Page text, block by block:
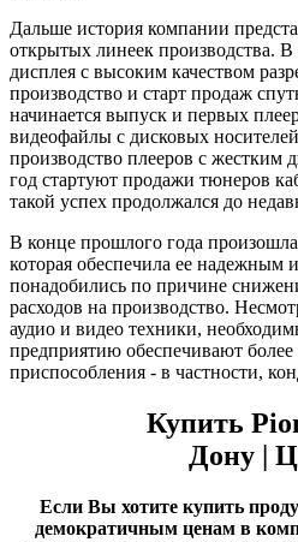
Дальше история компании
открытых линеек производства.
дисплея с высоким качеством
производство и старт продаж
начинается выпуск и первых
видеофайлы с дисковых
производство плееров с жестким
год стартуют продажи тюнеров
такой успех продолжался до
В конце прошлого года
которая обеспечила ее надежным
понадобились по причине
расходов на производство.
аудио и видео техники,
предприятию обеспечивают
приспособления - в частности,
Купить Pioneer
Дону |
Если Вы хотите купить
демократичным ценам в